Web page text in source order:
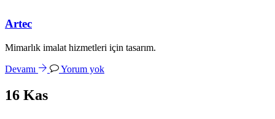
Artec
Mimarlık imalat hizmetleri için tasarım.
Devamı Yorum yok
16 Kas